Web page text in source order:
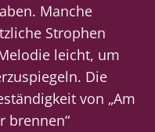
Manche
Strophen
leicht, um
Die
von „Am
brennen“